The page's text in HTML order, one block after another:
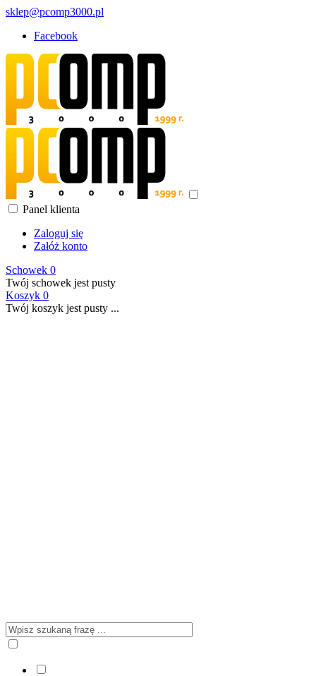
sklep@pcomp3000.pl
Facebook
Panel klienta
Zaloguj się
Załóż konto
Schowek 0
Twój schowek jest pusty
Koszyk 0
Twój koszyk jest pusty ...